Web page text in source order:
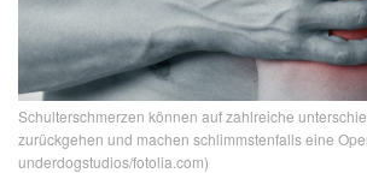
Schulterschmerzen können auf zahlreiche
zurückgehen und machen schlimmstenfalls eine
underdogstudios/fotolia.com)